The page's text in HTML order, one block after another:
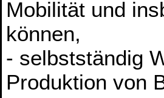
Mobilität und
können,
­- selbstständig
Produktion von